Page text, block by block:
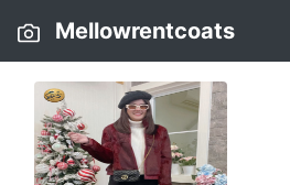
Mellowrentcoats